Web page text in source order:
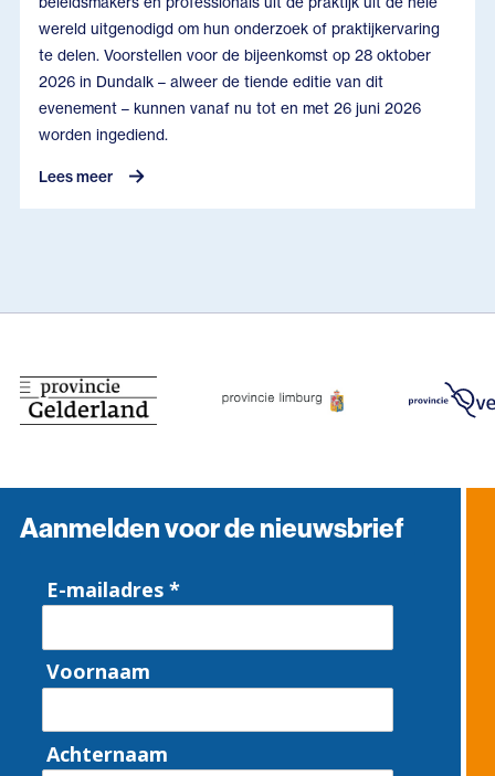
wereld uitgenodigd om hun onderzoek of praktijkervaring
te delen. Voorstellen voor de bijeenkomst op 28 oktober
2026 in Dundalk – alweer de tiende editie van dit
evenement – kunnen vanaf nu tot en met 26 juni 2026
worden ingediend.
Lees meer
Aanmelden voor de nieuwsbrief
E-mailadres *
Voornaam
Achternaam